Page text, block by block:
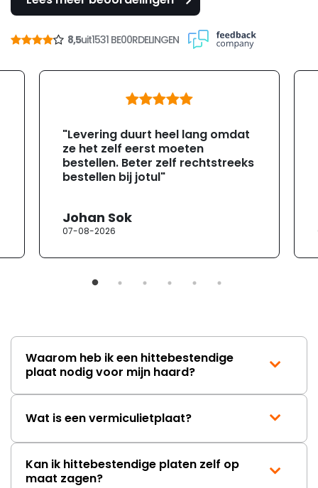
8,5uit1531 BE00RDELINGEN
"Levering duurt heel lang omdat
ze het zelf eerst moeten
bestellen. Beter zelf rechtstreeks
bestellen bij jotul"
Johan Sok
07-08-2026
Waarom heb ik een hittebestendige
plaat nodig voor mijn haard?
Wat is een vermiculietplaat?
Kan ik hittebestendige platen zelf op
maat zagen?